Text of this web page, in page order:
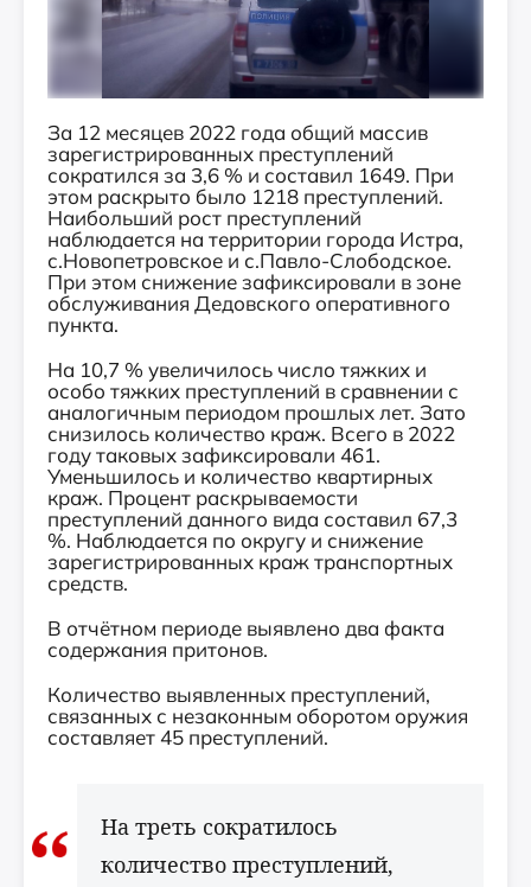
За 12 месяцев 2022 года общий массив
зарегистрированных преступлений
сократился за 3,6 % и составил 1649. При
этом раскрыто было 1218 преступлений.
Наибольший рост преступлений
наблюдается на территории города Истра,
с.Новопетровское и с.Павло-Слободское.
При этом снижение зафиксировали в зоне
обслуживания Дедовского оперативного
пункта.
На 10,7 % увеличилось число тяжких и
особо тяжких преступлений в сравнении с
аналогичным периодом прошлых лет. Зато
снизилось количество краж. Всего в 2022
году таковых зафиксировали 461.
Уменьшилось и количество квартирных
краж. Процент раскрываемости
преступлений данного вида составил 67,3
%. Наблюдается по округу и снижение
зарегистрированных краж транспортных
средств.
В отчётном периоде выявлено два факта
содержания притонов.
Количество выявленных преступлений,
связанных с незаконным оборотом оружия
составляет 45 преступлений.
На треть сократилось
количество преступлений,